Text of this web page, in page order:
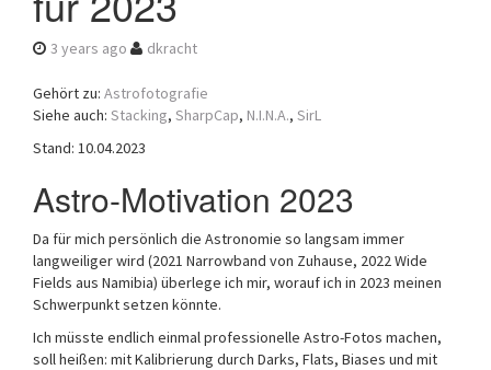
3 years ago dkracht
Gehört zu: Astrofotografie
Siehe auch: Stacking, SharpCap, N.I.N.A., SirL
Stand: 10.04.2023
Astro-Motivation 2023
Da für mich persönlich die Astronomie so langsam immer
langweiliger wird (2021 Narrowband von Zuhause, 2022 Wide
Fields aus Namibia) überlege ich mir, worauf ich in 2023 meinen
Schwerpunkt setzen könnte.
Ich müsste endlich einmal professionelle Astro-Fotos machen,
soll heißen: mit Kalibrierung durch Darks, Flats, Biases und mit